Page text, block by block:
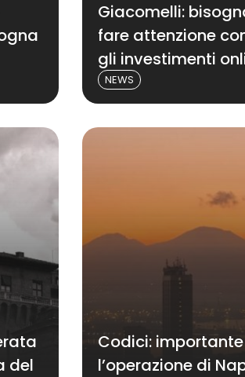
Giacomelli:
fare attenzione
gli investimenti
NEWS
del
Codici: importante
l’operazione di